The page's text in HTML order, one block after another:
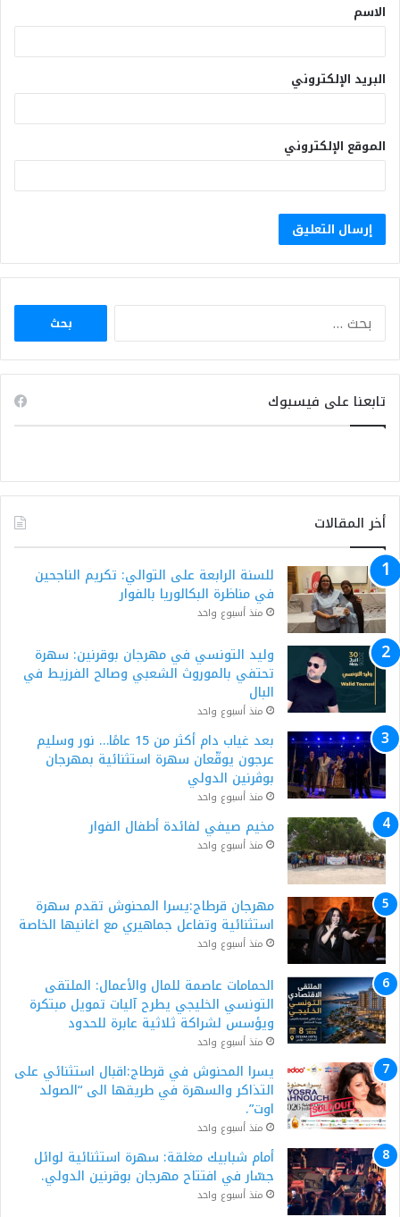
الاسم
البريد الإلكتروني
الموقع الإلكتروني
البحث
تابعنا على فيسبوك
أخر المقالات
للسنة الرابعة على التوالي: تكريم الناجحين
في مناظرة البكالوريا بالفوار
منذ أسبوع واحد
وليد التونسي في مهرجان بوقرنين: سهرة
تحتفي بالموروث الشعبي وصالح الفرزيط في
البال
منذ أسبوع واحد
بعد غياب دام أكثر من 15 عامًا… نور وسليم
عرجون يوقّعان سهرة استثنائية بمهرجان
بوڨرنين الدولي
منذ أسبوع واحد
مخيم صيفي لفائدة أطفال الفوار
منذ أسبوع واحد
مهرجان قرطاج:يسرا المحنوش تقدم سهرة
استثنائية وتفاعل جماهيري مع اغانيها الخاصة
منذ أسبوع واحد
الحمامات عاصمة للمال والأعمال: الملتقى
التونسي الخليجي يطرح آليات تمويل مبتكرة
ويؤسس لشراكة ثلاثية عابرة للحدود
منذ أسبوع واحد
يسرا المحنوش في قرطاج:اقبال استثنائي على
التذاكر والسهرة في طريقها الى “الصولد
اوت”.
منذ أسبوع واحد
أمام شبابيك مغلقة: سهرة استثنائية لوائل
جسّار في افتتاح مهرجان بوقرنين الدولي.
منذ أسبوع واحد